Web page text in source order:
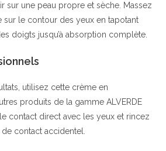
sur une peau propre et sèche. Massez
sur le contour des yeux en tapotant
doigts jusqu’à absorption complète.
utilisez cette crème en
produits de la gamme ALVERDE
contact direct avec les yeux et rincez
contact accidentel.